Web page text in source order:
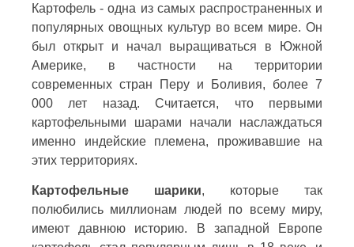
Картофель - одна из самых распространенных и
популярных овощных культур во всем мире. Он
был открыт и начал выращиваться в Южной
Америке, в частности на территории
современных стран Перу и Боливия, более 7
000 лет назад. Считается, что первыми
картофельными шарами начали наслаждаться
именно индейские племена, проживавшие на
этих территориях.
Картофельные шарики, которые так
полюбились миллионам людей по всему миру,
имеют давнюю историю. В западной Европе